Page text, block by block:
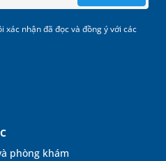
phòng khám
xác nhận đã đọc và đồng ý với các